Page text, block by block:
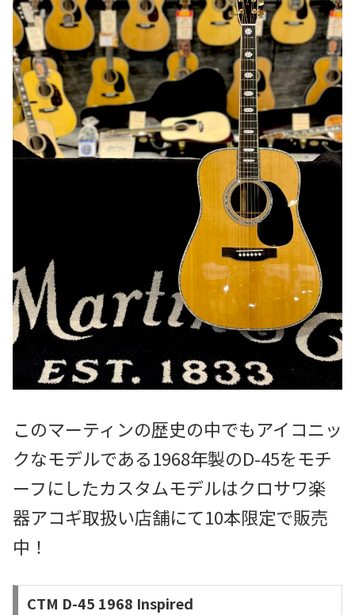
このマーティンの歴史の中でもアイコニッ
クなモデルである1968年製のD-45をモチ
ーフにしたカスタムモデルはクロサワ楽
器アコギ取扱い店舗にて10本限定で販売
中！
CTM D-45 1968 Inspired